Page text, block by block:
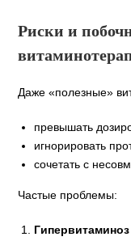
Риски и
Даже «полезные»
превышать
игнорировать
сочетать с
Частые проблемы:
Гипервитаминоз